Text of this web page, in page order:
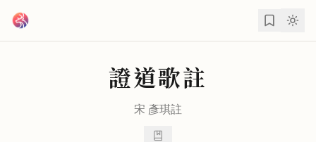
證道歌註
宋 彥琪註